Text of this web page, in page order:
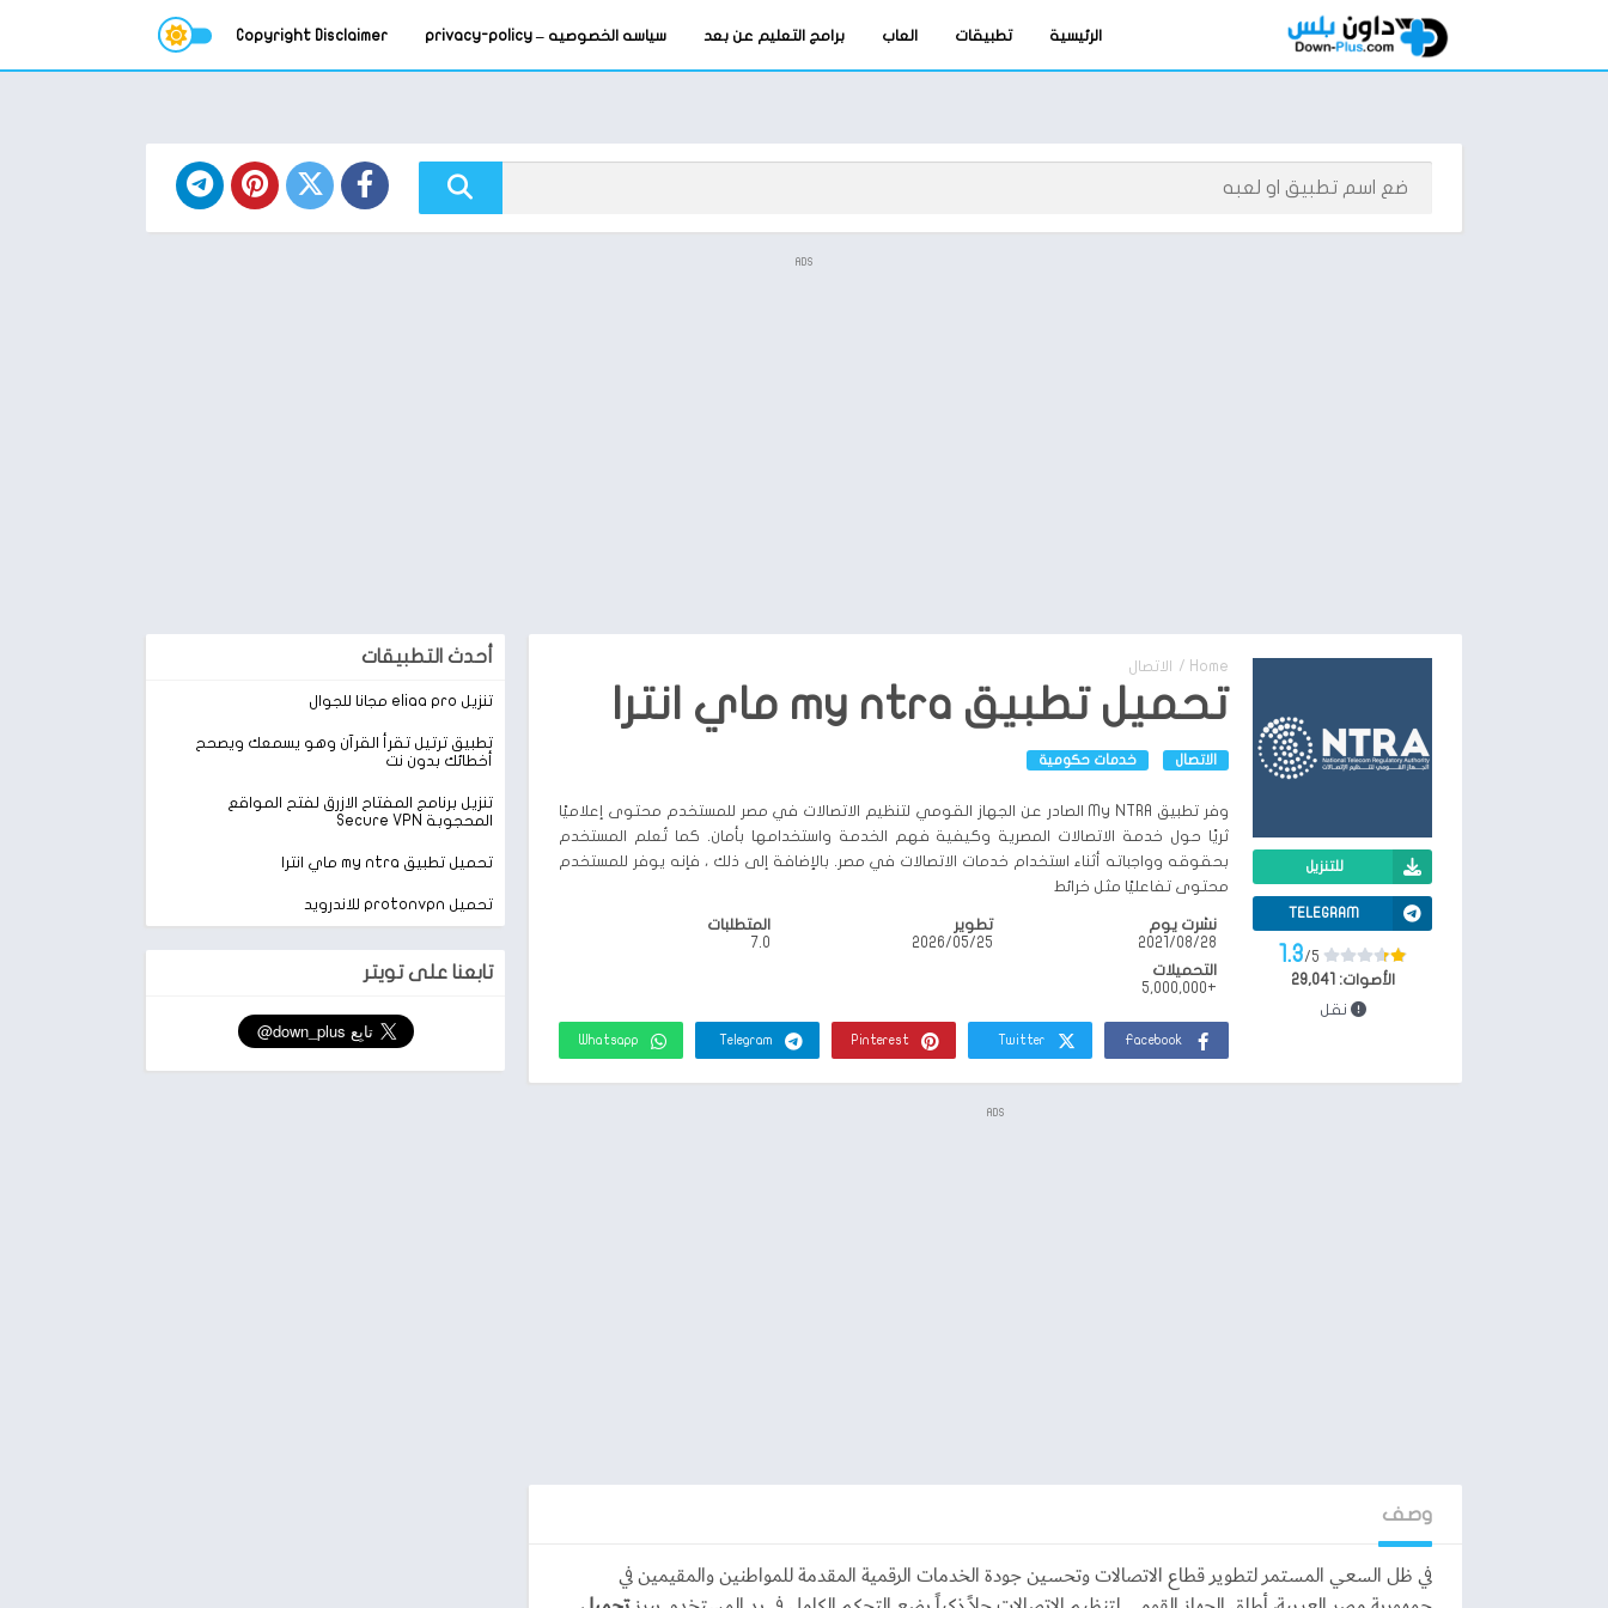
الرئيسية تطبيقات العاب برامج التعليم عن بعد سياسه الخصوصيه – privacy-policy Copyright Disclaimer
ADS
Home
/ الاتصال
تحميل تطبيق my ntra ماي انترا
الاتصال خدمات حكومية
وفر تطبيق My NTRA الصادر عن الجهاز القومي لتنظيم الاتصالات في مصر للمستخدم محتوى إعلاميًا
ثريًا حول خدمة الاتصالات المصرية وكيفية فهم الخدمة واستخدامها بأمان. كما تُعلم المستخدم
بحقوقه وواجباته أثناء استخدام خدمات الاتصالات في مصر. بالإضافة إلى ذلك ، فإنه يوفر للمستخدم
محتوى تفاعليًا مثل خرائط
للتنزيل
TELEGRAM
1.3/5
الأصوات:
29,041
نقل
نشرت يوم
28‏/08‏/2021
تطوير
25‏/05‏/2026
المتطلبات
7.0
التحميلات
+5,000,000
Facebook
Twitter
Pinterest
Telegram
Whatsapp
ADS
وصف
في ظل السعي المستمر لتطوير قطاع الاتصالات وتحسين جودة الخدمات الرقمية المقدمة للمواطنين والمقيمين في
أحدث التطبيقات
تنزيل eliaa pro مجانا للجوال
تطبيق ترتيل تقرأ القرآن وهو يسمعك ويصحح
أخطائك بدون نت
تنزيل برنامج المفتاح الازرق لفتح المواقع
المحجوبة Secure VPN
تحميل تطبيق my ntra ماي انترا
تحميل protonvpn للاندرويد
تابعنا على تويتر